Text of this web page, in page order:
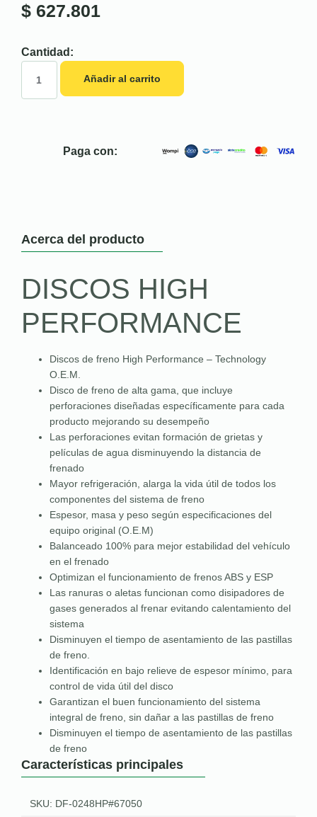
$ 627.801
Cantidad:
Añadir al carrito
Paga con:
Acerca del producto
DISCOS HIGH
PERFORMANCE
Discos de freno High Performance – Technology
O.E.M.
Disco de freno de alta gama, que incluye
perforaciones diseñadas específicamente para cada
producto mejorando su desempeño
Las perforaciones evitan formación de grietas y
películas de agua disminuyendo la distancia de
frenado
Mayor refrigeración, alarga la vida útil de todos los
componentes del sistema de freno
Espesor, masa y peso según especificaciones del
equipo original (O.E.M)
Balanceado 100% para mejor estabilidad del vehículo
en el frenado
Optimizan el funcionamiento de frenos ABS y ESP
Las ranuras o aletas funcionan como disipadores de
gases generados al frenar evitando calentamiento del
sistema
Disminuyen el tiempo de asentamiento de las pastillas
de freno.
Identificación en bajo relieve de espesor mínimo, para
control de vida útil del disco
Garantizan el buen funcionamiento del sistema
integral de freno, sin dañar a las pastillas de freno
Disminuyen el tiempo de asentamiento de las pastillas
de freno
Características principales
SKU: DF-0248HP#67050